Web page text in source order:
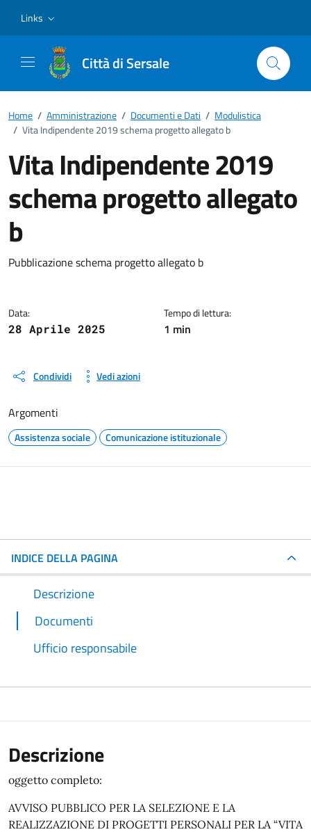
Links
Città di Sersale
Home / Amministrazione / Documenti e Dati / Modulistica
/ Vita Indipendente 2019 schema progetto allegato b
Vita Indipendente 2019
schema progetto allegato
b
Dettagli del documento
Pubblicazione schema progetto allegato b
Data:
28 Aprile 2025
Tempo di lettura:
1 min
Condividi Vedi azioni
Argomenti
Assistenza sociale Comunicazione istituzionale
INDICE DELLA PAGINA
Descrizione
Documenti
Ufficio responsabile
Descrizione
oggetto completo:
AVVISO PUBBLICO PER LA SELEZIONE E LA
REALIZZAZIONE DI PROGETTI PERSONALI PER LA “VITA